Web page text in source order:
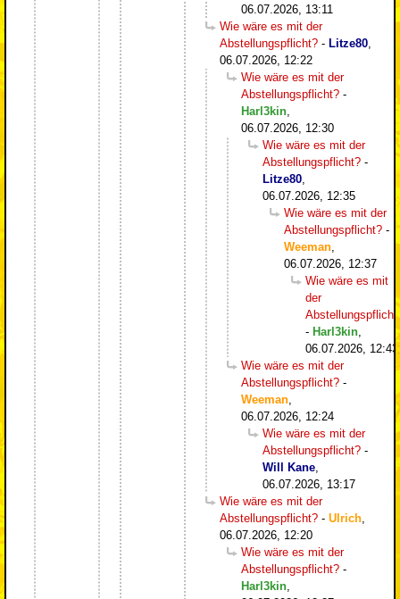
06.07.2026, 13:11
Wie wäre es mit der
Abstellungspflicht? - Litze80
06.07.2026, 12:22
Wie wäre es mit der
Abstellungspflicht? -
Harl3kin
06.07.2026, 12:30
Wie wäre es mit der
Abstellungspflicht? -
Litze80
06.07.2026, 12:35
Wie wäre es mit der
Abstellungspflicht? -
Weeman
06.07.2026, 12:37
Wie wäre es mit
der
- Harl3kin
06.07.2026, 12:43
Wie wäre es mit der
Abstellungspflicht? -
Weeman
06.07.2026, 12:24
Wie wäre es mit der
Abstellungspflicht? -
Will Kane
06.07.2026, 13:17
Wie wäre es mit der
Abstellungspflicht? - Ulrich
06.07.2026, 12:20
Wie wäre es mit der
Abstellungspflicht? -
Harl3kin